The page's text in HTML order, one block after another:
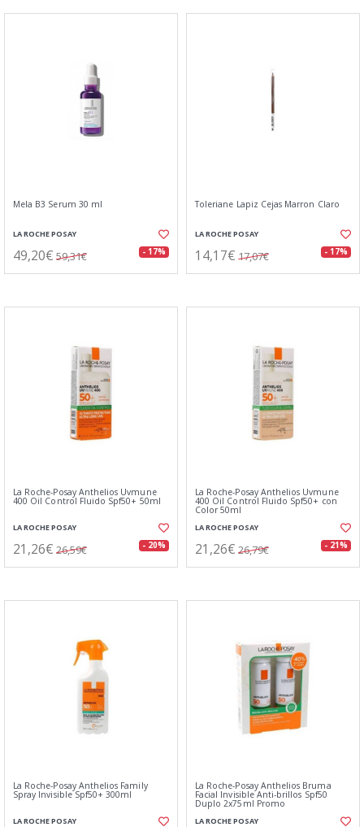
Mela B3 Serum 30 ml
LA ROCHE POSAY
49,20€ 59,31€ - 17%
Toleriane Lapiz Cejas Marron Claro
LA ROCHE POSAY
14,17€ 17,07€ - 17%
La Roche-Posay Anthelios Uvmune
400 Oil Control Fluido Spf50+ 50ml
LA ROCHE POSAY
21,26€ 26,59€ - 20%
La Roche-Posay Anthelios Uvmune
400 Oil Control Fluido Spf50+ con
Color 50ml
LA ROCHE POSAY
21,26€ 26,79€ - 21%
La Roche-Posay Anthelios Family
Spray Invisible Spf50+ 300ml
LA ROCHE POSAY
La Roche-Posay Anthelios Bruma
Facial Invisible Anti-brillos Spf50
Duplo 2x75ml Promo
LA ROCHE POSAY